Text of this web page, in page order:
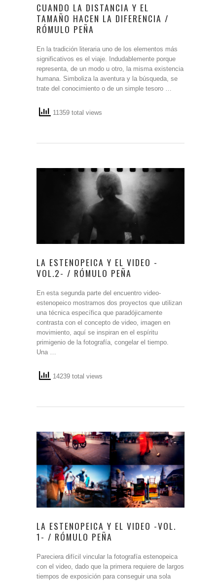
CUANDO LA DISTANCIA Y EL
TAMAÑO HACEN LA DIFERENCIA /
RÓMULO PEÑA
En la tradición literaria uno de los elementos más
significativos es el viaje. Indudablemente porque
representa, de un modo u otro, la misma existencia
humana. Simboliza la aventura y la búsqueda, se
trate del conocimiento o de un simple tesoro …
11359 total views
LA ESTENOPEICA Y EL VIDEO -
VOL.2- / RÓMULO PEÑA
En esta segunda parte del encuentro video-
estenopeico mostramos dos proyectos que utilizan
una técnica específica que paradójicamente
contrasta con el concepto de video, imagen en
movimiento, aquí se inspiran en el espíritu
primigenio de la fotografía, congelar el tiempo.
Una …
14239 total views
LA ESTENOPEICA Y EL VIDEO -VOL.
1- / RÓMULO PEÑA
Pareciera difícil vincular la fotografía estenopeica
con el video, dado que la primera requiere de largos
tiempos de exposición para conseguir una sola